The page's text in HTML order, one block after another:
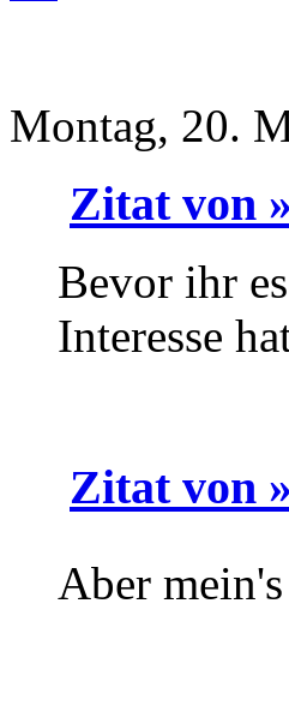
Montag, 20.
Zitat von
Bevor ihr
Interesse
Zitat von
Aber